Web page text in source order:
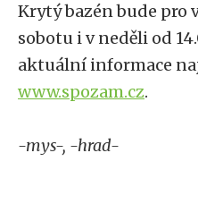
Krytý bazén bude pro
sobotu i v neděli od
aktuální informace
www.spozam.cz.
-mys-, -hrad-